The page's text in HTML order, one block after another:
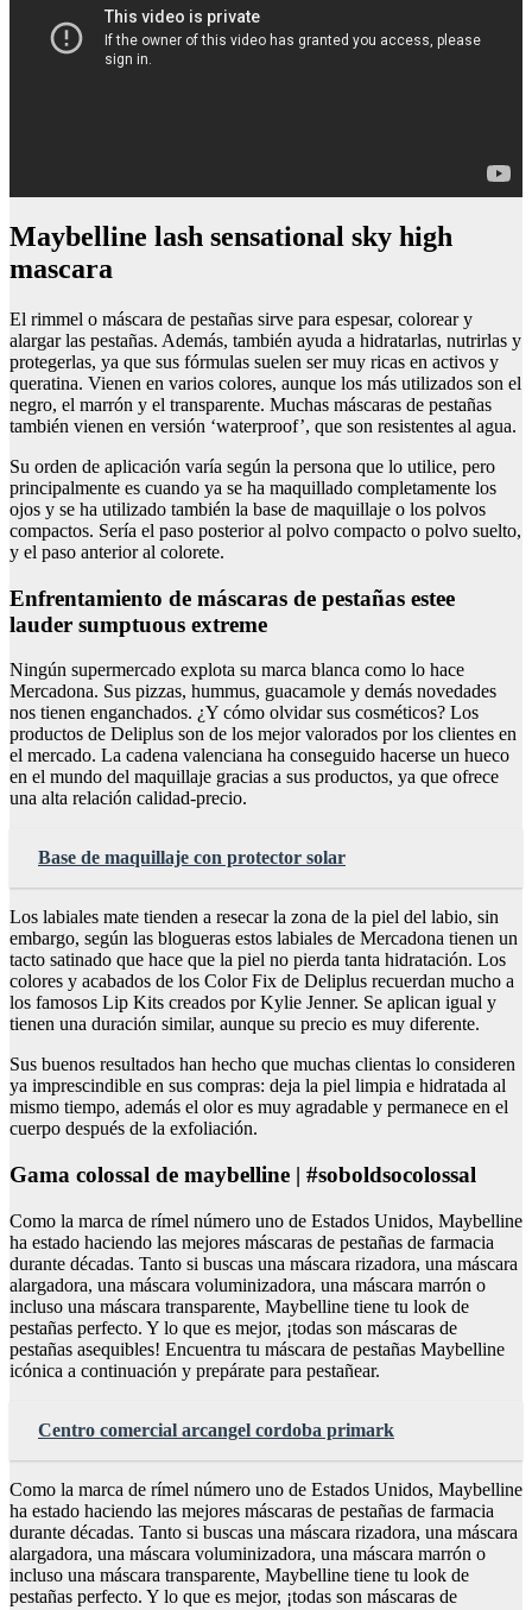
Maybelline lash sensational sky high
mascara
El rimmel o máscara de pestañas sirve para espesar, colorear y
alargar las pestañas. Además, también ayuda a hidratarlas, nutrirlas y
protegerlas, ya que sus fórmulas suelen ser muy ricas en activos y
queratina. Vienen en varios colores, aunque los más utilizados son el
negro, el marrón y el transparente. Muchas máscaras de pestañas
también vienen en versión ‘waterproof’, que son resistentes al agua.
Su orden de aplicación varía según la persona que lo utilice, pero
principalmente es cuando ya se ha maquillado completamente los
ojos y se ha utilizado también la base de maquillaje o los polvos
compactos. Sería el paso posterior al polvo compacto o polvo suelto,
y el paso anterior al colorete.
Enfrentamiento de máscaras de pestañas estee
lauder sumptuous extreme
Ningún supermercado explota su marca blanca como lo hace
Mercadona. Sus pizzas, hummus, guacamole y demás novedades
nos tienen enganchados. ¿Y cómo olvidar sus cosméticos? Los
productos de Deliplus son de los mejor valorados por los clientes en
el mercado. La cadena valenciana ha conseguido hacerse un hueco
en el mundo del maquillaje gracias a sus productos, ya que ofrece
una alta relación calidad-precio.
Base de maquillaje con protector solar
Los labiales mate tienden a resecar la zona de la piel del labio, sin
embargo, según las blogueras estos labiales de Mercadona tienen un
tacto satinado que hace que la piel no pierda tanta hidratación. Los
colores y acabados de los Color Fix de Deliplus recuerdan mucho a
los famosos Lip Kits creados por Kylie Jenner. Se aplican igual y
tienen una duración similar, aunque su precio es muy diferente.
Sus buenos resultados han hecho que muchas clientas lo consideren
ya imprescindible en sus compras: deja la piel limpia e hidratada al
mismo tiempo, además el olor es muy agradable y permanece en el
cuerpo después de la exfoliación.
Gama colossal de maybelline | #soboldsocolossal
Como la marca de rímel número uno de Estados Unidos, Maybelline
ha estado haciendo las mejores máscaras de pestañas de farmacia
durante décadas. Tanto si buscas una máscara rizadora, una máscara
alargadora, una máscara voluminizadora, una máscara marrón o
incluso una máscara transparente, Maybelline tiene tu look de
pestañas perfecto. Y lo que es mejor, ¡todas son máscaras de
pestañas asequibles! Encuentra tu máscara de pestañas Maybelline
icónica a continuación y prepárate para pestañear.
Centro comercial arcangel cordoba primark
Como la marca de rímel número uno de Estados Unidos, Maybelline
ha estado haciendo las mejores máscaras de pestañas de farmacia
durante décadas. Tanto si buscas una máscara rizadora, una máscara
alargadora, una máscara voluminizadora, una máscara marrón o
incluso una máscara transparente, Maybelline tiene tu look de
pestañas perfecto. Y lo que es mejor, ¡todas son máscaras de